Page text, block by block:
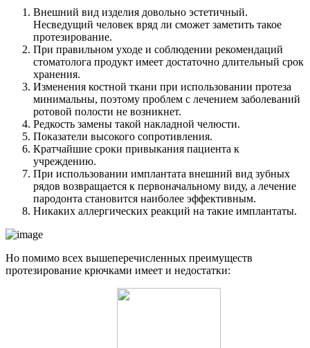
Внешний вид изделия довольно эстетичный.
Несведущий человек вряд ли сможет заметить такое
протезирование.
При правильном уходе и соблюдении рекомендаций
стоматолога продукт имеет достаточно длительный срок
хранения.
Изменения костной ткани при использовании протеза
минимальны, поэтому проблем с лечением заболеваний
ротовой полости не возникнет.
Редкость замены такой накладной челюсти.
Показатели высокого сопротивления.
Кратчайшие сроки привыкания пациента к
учреждению.
При использовании имплантата внешний вид зубных
рядов возвращается к первоначальному виду, а лечение
пародонта становится наиболее эффективным.
Никаких аллергических реакций на такие имплантаты.
Но помимо всех вышеперечисленных преимуществ
протезирование крючками имеет и недостатки: